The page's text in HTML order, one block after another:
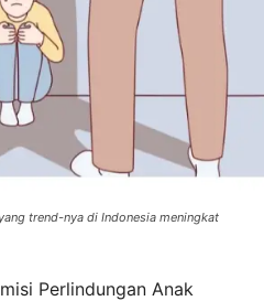
trend-nya di Indonesia meningkat
Perlindungan Anak